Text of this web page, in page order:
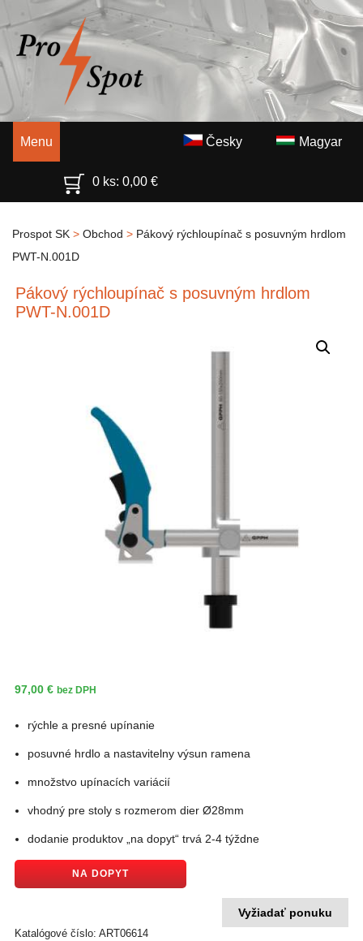
Menu Magyar
Česky
0 ks:0,00€
Prospot SK > Obchod > Pákový rýchloupínač s posuvným hrdlom
PWT-N.001D
Pákový rýchloupínač s posuvným hrdlom
PWT-N.001D
97,00 € bez DPH
rýchle a presné upínanie
posuvné hrdlo a nastavitelny výsun ramena
množstvo upínacích variácií
vhodný pre stoly s rozmerom dier Ø28mm
dodanie produktov „na dopyt“ trvá 2-4 týždne
NA DOPYT
Vyžiadať ponuku
Katalógové číslo: ART06614